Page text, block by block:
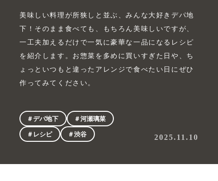
美味しい料理が所狭しと並ぶ、みんな大好きデパ地
下！そのまま食べても、もちろん美味しいですが、
一工夫加えるだけで一気に豪華な一品になるレシピ
を紹介します。お惣菜を多めに買いすぎた日や、ち
ょっといつもと違ったアレンジで食べたい日にぜひ
作ってみてください。
＃デパ地下 ＃河瀬璃菜
＃レシピ ＃渋谷 2025.11.10